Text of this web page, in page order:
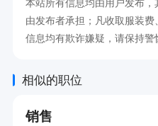
由发布者承担；凡收取服装
信息均有欺诈嫌疑，请保持警
相似的职位
销售